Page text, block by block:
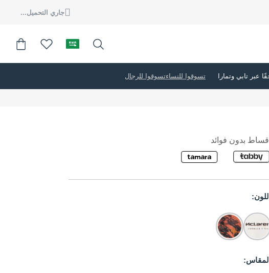
جاري التحميل...
تسوقوا للنساءتسوقوا للرجال
أقساط بدون فوائد
اللون:
المقاس: